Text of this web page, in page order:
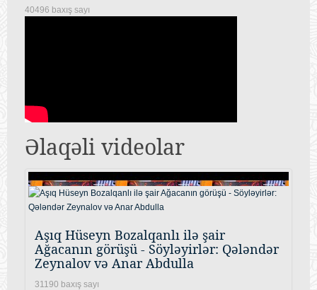
40496 baxış sayı
Əlaqəli videolar
Aşıq Hüseyn Bozalqanlı ilə şair
Ağacanın görüşü - Söyləyirlər: Qələndər
Zeynalov və Anar Abdulla
31190 baxış sayı